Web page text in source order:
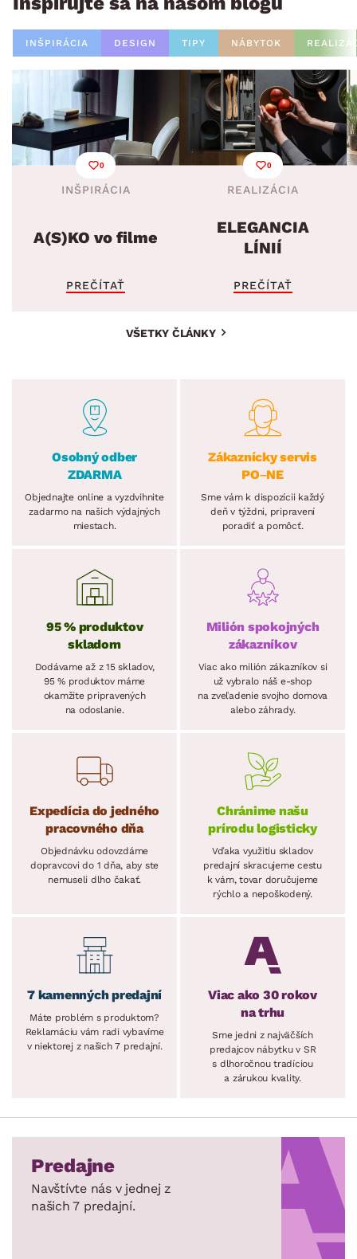
INŠPIRÁCIA DESIGN TIPY NÁBYTOK
0
INŠPIRÁCIA
A(S)KO vo filme
PREČÍTAŤ
0
REALIZÁCIA
ELEGANCIA
LÍNIÍ
PREČÍTAŤ
VŠETKY ČLÁNKY
Osobný odber
ZDARMA
Objednajte online a vyzdvihnite
zadarmo na našich výdajných
miestach.
Zákaznícky servis
PO–NE
Sme vám k dispozícii každý
deň v týždni, pripravení
poradiť a pomôcť.
95 % produktov
skladom
Dodávame až z 15 skladov,
95 % produktov máme
okamžite pripravených
na odoslanie.
Milión spokojných
zákazníkov
Viac ako milión zákazníkov si
už vybralo náš e-shop
na zveľadenie svojho domova
alebo záhrady.
Expedícia do jedného
pracovného dňa
Objednávku odovzdáme
dopravcovi do 1 dňa, aby ste
nemuseli dlho čakať.
Chránime našu
prírodu logisticky
Vďaka využitiu skladov
predajní skracujeme cestu
k vám, tovar doručujeme
rýchlo a nepoškodený.
7 kamenných predajní
Máte problém s produktom?
Reklamáciu vám radi vybavíme
v niektorej z našich 7 predajní.
Viac ako 30 rokov
na trhu
Sme jedni z najväčších
predajcov nábytku v SR
s dlhoročnou tradíciou
a zárukou kvality.
Predajne
Navštívte nás v jednej z
našich 7 predajní.